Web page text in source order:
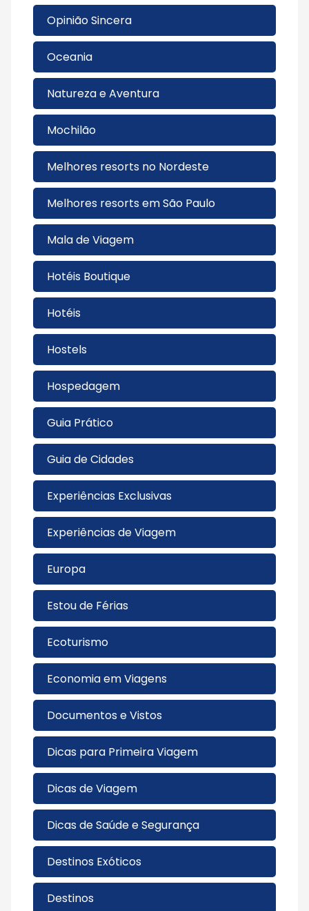
Opinião Sincera
Oceania
Natureza e Aventura
Mochilão
Melhores resorts no Nordeste
Melhores resorts em São Paulo
Mala de Viagem
Hotéis Boutique
Hotéis
Hostels
Hospedagem
Guia Prático
Guia de Cidades
Experiências Exclusivas
Experiências de Viagem
Europa
Estou de Férias
Ecoturismo
Economia em Viagens
Documentos e Vistos
Dicas para Primeira Viagem
Dicas de Viagem
Dicas de Saúde e Segurança
Destinos Exóticos
Destinos